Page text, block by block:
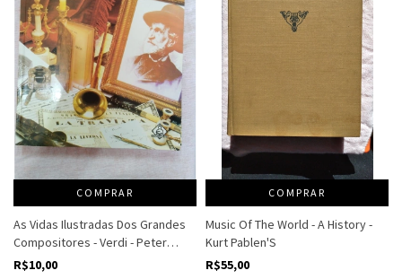
COMPRAR
As Vidas Ilustradas Dos Grandes
Compositores - Verdi - Peter
Southwell - Sender
R$10,00
COMPRAR
Music Of The World - A History -
Kurt Pablen'S
R$55,00